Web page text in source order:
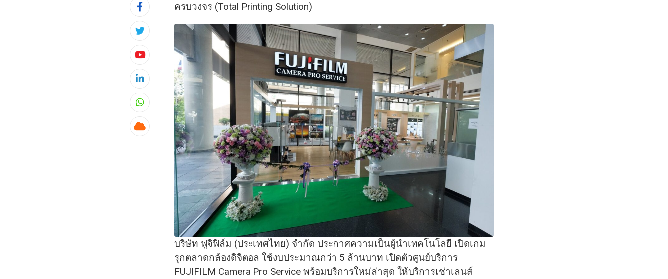
Youtube
LinkedIn
Whatsapp
Cloud
ครบวงจร (Total Printing Solution)
บริษัท ฟูจิฟิล์ม (ประเทศไทย) จำกัด ประกาศความเป็นผู้นำเทคโนโลยี เปิดเกม
รุกตลาดกล้องดิจิตอล ใช้งบประมาณกว่า 5 ล้านบาท เปิดตัวศูนย์บริการ
FUJIFILM Camera Pro Service พร้อมบริการใหม่ล่าสุด ให้บริการเช่าเลนส์